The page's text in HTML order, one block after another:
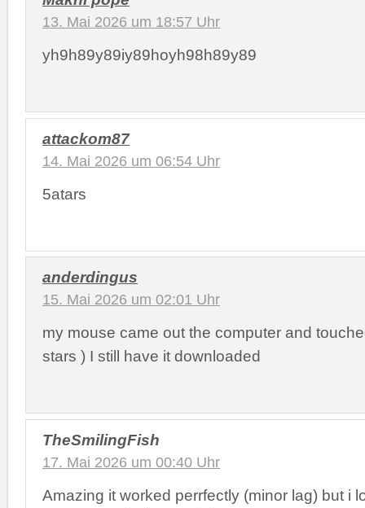
13. Mai 2026 um 18:57 Uhr
yh9h89y89iy89hoyh98h89y89
attackom87
14. Mai 2026 um 06:54 Uhr
5atars
anderdingus
15. Mai 2026 um 02:01 Uhr
my mouse came out the computer and
stars ) I still have it downloaded
TheSmilingFish
17. Mai 2026 um 00:40 Uhr
Amazing it worked perrfectly (minor lag) but i